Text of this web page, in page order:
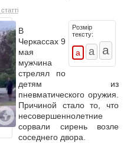
Розмір
тексту:
В
Черкассах 9
мая
мужчина
стрелял по
детям из
пневматического оружия.
Причиной стало то, что
несовершеннолетние
сорвали сирень возле
соседнего двора.